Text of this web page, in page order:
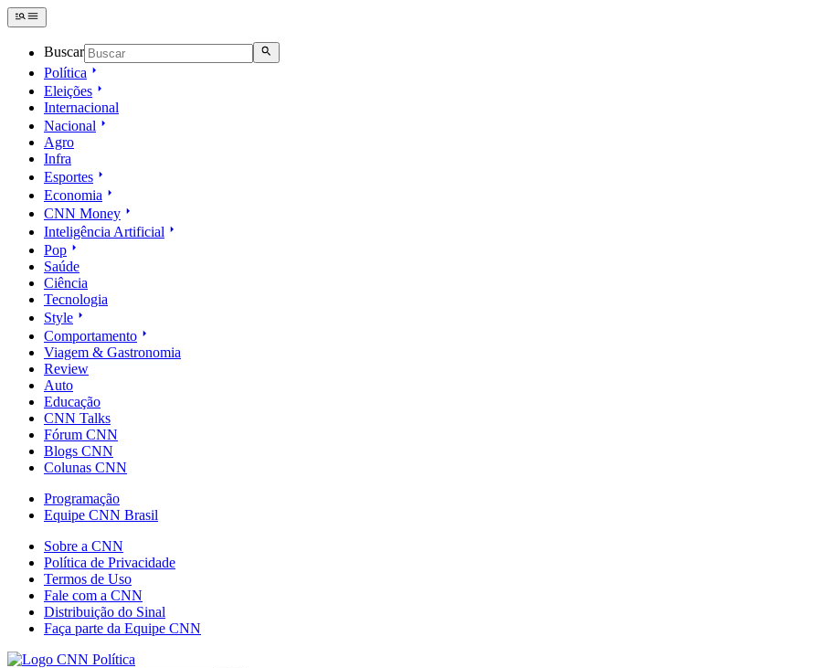
Buscar
Política
Eleições
Internacional
Nacional
Agro
Infra
Esportes
Economia
CNN Money
Inteligência Artificial
Pop
Saúde
Ciência
Tecnologia
Style
Comportamento
Viagem & Gastronomia
Review
Auto
Educação
CNN Talks
Fórum CNN
Blogs CNN
Colunas CNN
Programação
Equipe CNN Brasil
Sobre a CNN
Política de Privacidade
Termos de Uso
Fale com a CNN
Distribuição do Sinal
Faça parte da Equipe CNN